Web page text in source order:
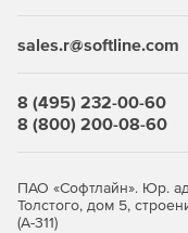
sales.r@softline.com
8 (495) 232-00-60
8 (800) 200-08-60
ПАО «Софтлайн». Юр.
Толстого, дом 5,
(А-311)